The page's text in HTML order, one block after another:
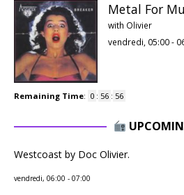
Metal For
with Olivier
vendredi, 05:00-
Remaining Time: 0 : 56 : 56
Westcoast by Doc Olivier.
vendredi, 06:00 - 07:00